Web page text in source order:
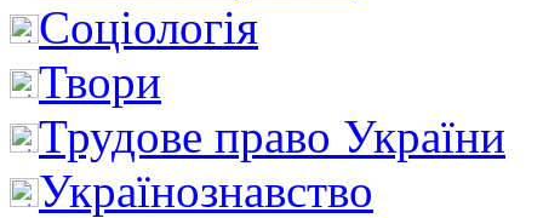
Соціологія
Твори
Трудове право України
Українознавство